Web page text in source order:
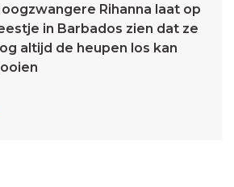
Rihanna laat op
in Barbados zien dat ze
altijd de heupen los kan